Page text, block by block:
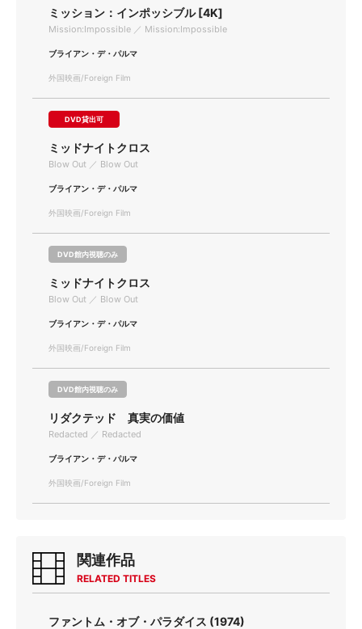
ミッション：インポッシブル [4K]
Mission:Impossible ／ Mission:Impossible
ブライアン・デ・パルマ
外国映画/Foreign Film
DVD貸出可
ミッドナイトクロス
Blow Out ／ Blow Out
ブライアン・デ・パルマ
外国映画/Foreign Film
DVD館内視聴のみ
ミッドナイトクロス
Blow Out ／ Blow Out
ブライアン・デ・パルマ
外国映画/Foreign Film
DVD館内視聴のみ
リダクテッド 真実の価値
Redacted ／ Redacted
ブライアン・デ・パルマ
外国映画/Foreign Film
関連作品
RELATED TITLES
ファントム・オブ・パラダイス (1974)